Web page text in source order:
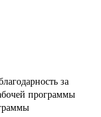
за
программы